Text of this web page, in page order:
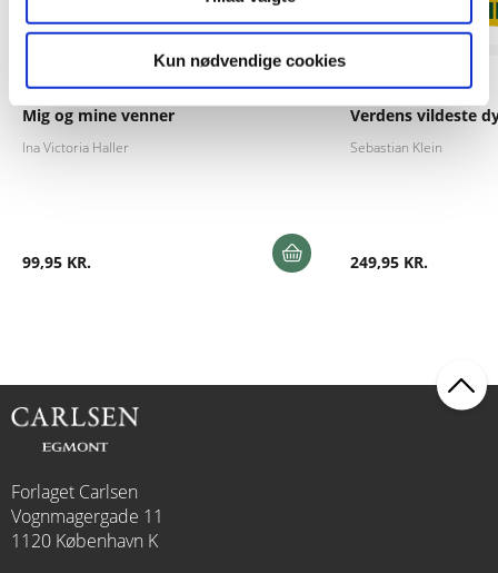
Kun nødvendige cookies
Mig og mine venner
Ina Victoria Haller
99,95 KR.
Verdens vildeste
Sebastian Klein
249,95 KR.
Forlaget Carlsen
Vognmagergade 11
1120 København K